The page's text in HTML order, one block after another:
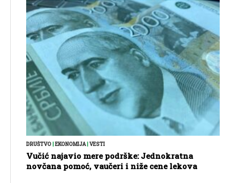
DRUŠTVO|EKONOMIJA|VESTI
Vučić najavio mere podrške: Jednokratna
novčana pomoć, vaučeri i niže cene lekova